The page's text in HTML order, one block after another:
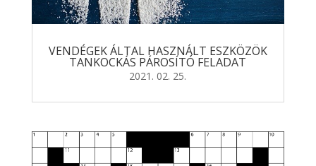
VENDÉGEK ÁLTAL HASZNÁLT ESZKÖZÖK
TANKOCKÁS PÁROSÍTÓ FELADAT
2021. 02. 25.